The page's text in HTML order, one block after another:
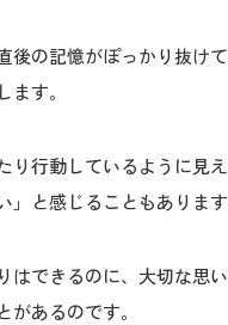
後の記憶がぽっかり抜け
す。
り行動しているように見
と感じることもあります
はできるのに、大切な思
あるのです。